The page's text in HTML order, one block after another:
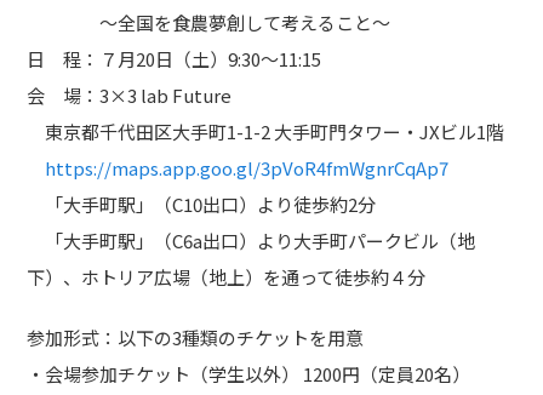
〜全国を食農夢創して考えること〜
日 程：７月20日（土）9:30～11:15
会 場：3×3 lab Future
東京都千代田区大手町1-1-2 大手町門タワー・JXビル1階
https://maps.app.goo.gl/3pVoR4fmWgnrCqAp7
「大手町駅」（C10出口）より徒歩約2分
「大手町駅」（C6a出口）より大手町パークビル（地
下）、ホトリア広場（地上）を通って徒歩約４分
参加形式：以下の3種類のチケットを用意
・会場参加チケット（学生以外）
1200円（定員20名）